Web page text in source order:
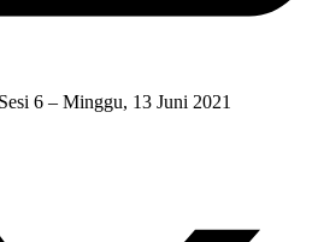
6 – Minggu, 13 Juni 2021